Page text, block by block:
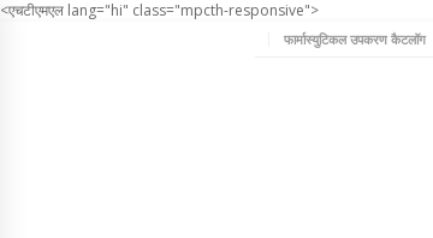
<एचटीएमएल lang="hi" class="mpcth-responsive">
फार्मास्युटिकल उपकरण कैटलॉग